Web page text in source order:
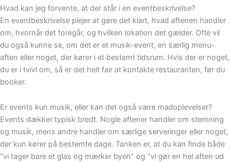
Hvad kan jeg forvente, at der står i en eventbeskrivelse?
En eventbeskrivelse plejer at gøre det klart, hvad aftenen handler
om, hvornår det foregår, og hvilken lokation det gælder. Ofte vil
du også kunne se, om det er et musik-event, en særlig menu-
aften eller noget, der kører i et bestemt tidsrum. Hvis der er noget,
du er i tvivl om, så er det helt fair at kontakte restauranten, før du
booker.
Er events kun musik, eller kan det også være madoplevelser?
Events dækker typisk bredt. Nogle aftener handler om stemning
og musik, mens andre handler om særlige serveringer eller noget,
der kun kører på bestemte dage. Tanken er, at du kan finde både
“vi tager bare et glas og mærker byen” og “vi gør en hel aften ud